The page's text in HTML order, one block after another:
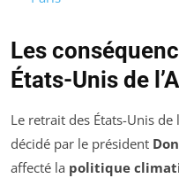
Les
États-Unis de
Le retrait des États-Unis de
décidé par le président
affecté la politique